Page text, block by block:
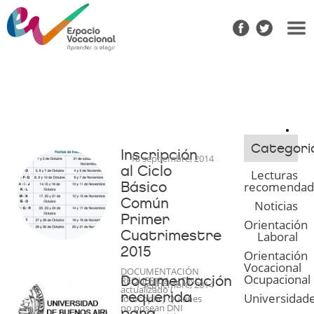
Inscripción
al Ciclo
Básico
Común
Primer
Cuatrimestre
2015
18 septiembre, 2014
DOCUMENTACIÓN
REQUERIDA 1- DNI
actualizado (
fotocopia ) Quienes
no posean DNI
Documentación
requerida
1 septiembre, 2014
Lecturas
Noticias
Orientación
Laboral
Orientación
Vocacional
Ocupacional